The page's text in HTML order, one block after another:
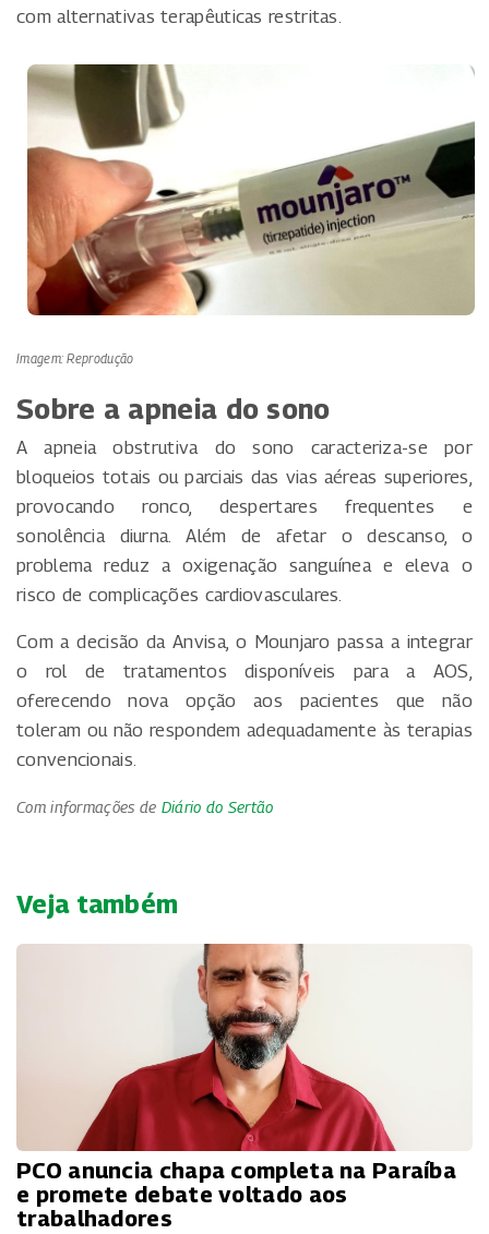
com alternativas terapêuticas restritas.
Imagem: Reprodução
Sobre a apneia do sono
A apneia obstrutiva do sono caracteriza-se por
bloqueios totais ou parciais das vias aéreas superiores,
provocando ronco, despertares frequentes e
sonolência diurna. Além de afetar o descanso, o
problema reduz a oxigenação sanguínea e eleva o
risco de complicações cardiovasculares.
Com a decisão da Anvisa, o Mounjaro passa a integrar
o rol de tratamentos disponíveis para a AOS,
oferecendo nova opção aos pacientes que não
toleram ou não respondem adequadamente às terapias
convencionais.
Com informações de Diário do Sertão
Veja também
PCO anuncia chapa completa na Paraíba
e promete debate voltado aos
trabalhadores